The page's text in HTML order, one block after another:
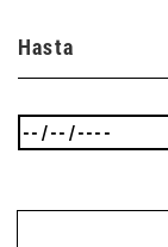
Hasta